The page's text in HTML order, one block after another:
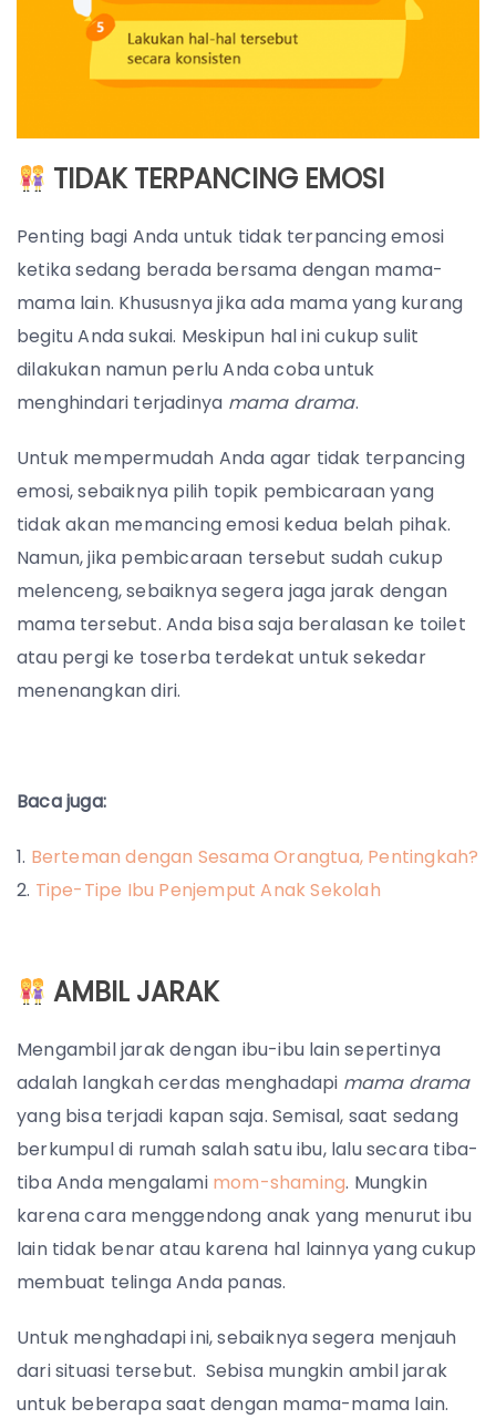
TIDAK TERPANCING EMOSI
Penting bagi Anda untuk tidak terpancing emosi
ketika sedang berada bersama dengan mama-
mama lain. Khususnya jika ada mama yang kurang
begitu Anda sukai. Meskipun hal ini cukup sulit
dilakukan namun perlu Anda coba untuk
menghindari terjadinya mama drama.
Untuk mempermudah Anda agar tidak terpancing
emosi, sebaiknya pilih topik pembicaraan yang
tidak akan memancing emosi kedua belah pihak.
Namun, jika pembicaraan tersebut sudah cukup
melenceng, sebaiknya segera jaga jarak dengan
mama tersebut. Anda bisa saja beralasan ke toilet
atau pergi ke toserba terdekat untuk sekedar
menenangkan diri.
Baca juga:
Berteman dengan Sesama Orangtua, Pentingkah?
Tipe-Tipe Ibu Penjemput Anak Sekolah
AMBIL JARAK
Mengambil jarak dengan ibu-ibu lain sepertinya
adalah langkah cerdas menghadapi mama drama
yang bisa terjadi kapan saja. Semisal, saat sedang
berkumpul di rumah salah satu ibu, lalu secara tiba-
tiba Anda mengalami mom-shaming. Mungkin
karena cara menggendong anak yang menurut ibu
lain tidak benar atau karena hal lainnya yang cukup
membuat telinga Anda panas.
Untuk menghadapi ini, sebaiknya segera menjauh
dari situasi tersebut. Sebisa mungkin ambil jarak
untuk beberapa saat dengan mama-mama lain.